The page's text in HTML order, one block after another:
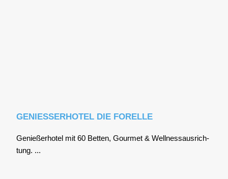
GENIESSERHOTEL DIE FORELLE
Genie­ßer­ho­tel mit 60 Bet­ten, Gour­met & Well­ness­aus­rich­
tung. ...